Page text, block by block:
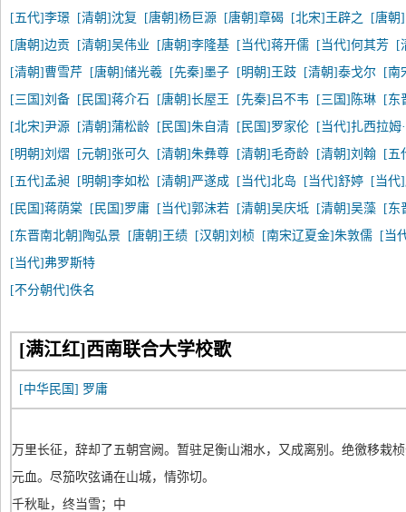
[五代]李璟
[清朝]沈复 [唐朝]杨巨源 [唐朝]章碣 [北宋]王辟之
[唐朝
[唐朝]边贡
[清朝]吴伟业 [唐朝]李隆基 [当代]蒋开儒 [当代]何其芳
[
[清朝]曹雪芹
[唐朝]储光羲 [先秦]墨子 [明朝]王跂 [清朝]泰戈尔
[南
[三国]刘备
[民国]蒋介石 [唐朝]长屋王 [先秦]吕不韦 [三国]陈琳
[东
[北宋]尹源
[清朝]蒲松龄 [民国]朱自清 [民国]罗家伦
[当代]扎西拉
[明朝]刘熠
[元朝]张可久 [清朝]朱彝尊 [清朝]毛奇龄 [清朝]刘翰
[五
[五代]孟昶
[明朝]李如松 [清朝]严遂成 [当代]北岛 [当代]舒婷
[当代
[民国]蒋荫棠
[民国]罗庸 [当代]郭沫若 [清朝]吴庆坻 [清朝]吴藻
[东
[东晋南北朝]陶弘景
[唐朝]王绩 [汉朝]刘桢 [南宋辽夏金]朱敦儒
[当
[当代]弗罗斯特
[不分朝代]佚名
[满江红]西南联合大学校歌
[中华民国] 罗庸
万里长征，辞却了五朝宫阙。暂驻足衡山湘水，又成离别。绝徼移栽
元血。尽笳吹弦诵在山城，情弥切。
千秋耻，终当雪；中